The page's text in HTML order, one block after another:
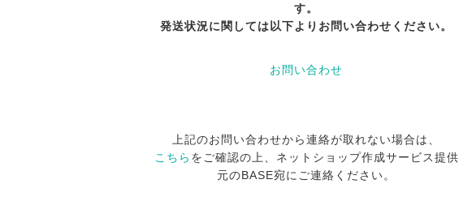
す。
発送状況に関しては以下よりお問い合わせください。
お問い合わせ
上記のお問い合わせから連絡が取れない場合は、
こちら をご確認の上、ネットショップ作成サービス提供
元のBASE宛にご連絡ください。